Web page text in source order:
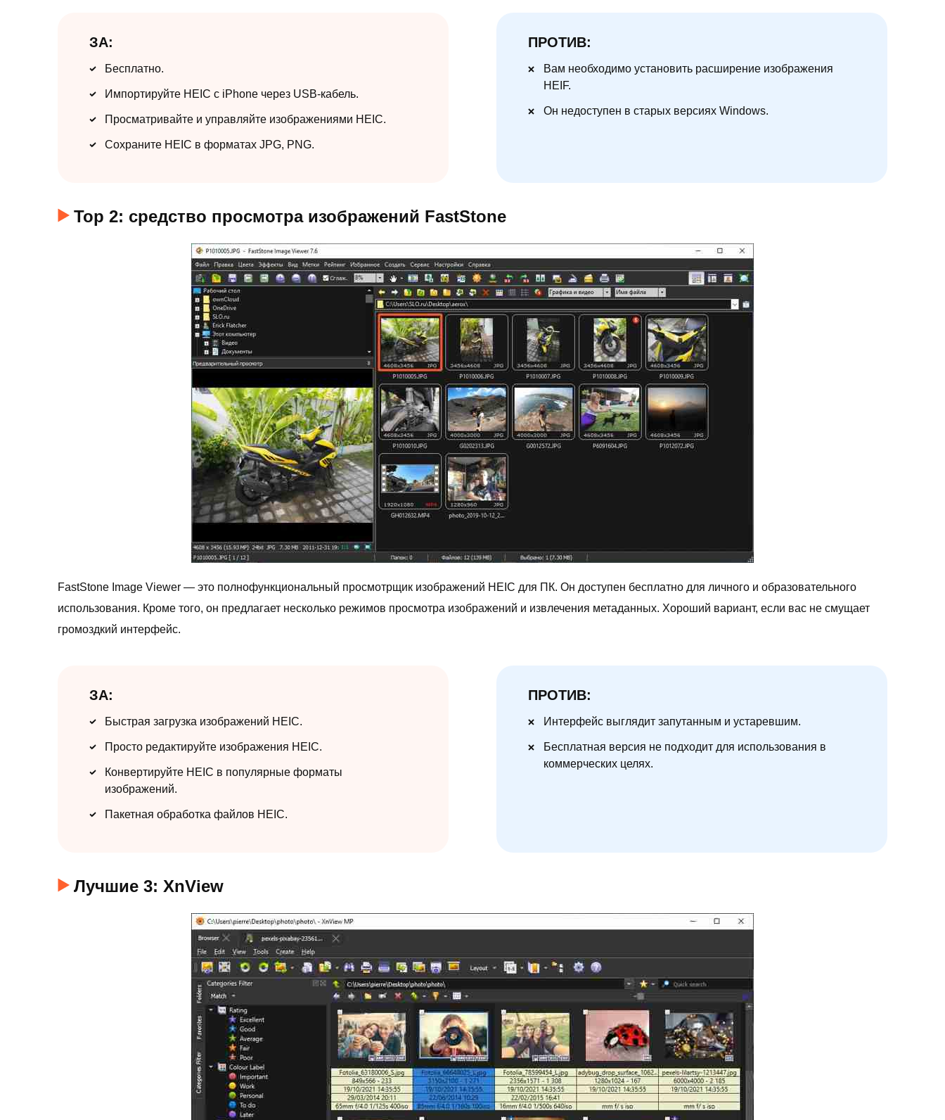
ЗА:
Бесплатно.
Импортируйте HEIC с iPhone через USB-кабель.
Просматривайте и управляйте изображениями HEIC.
Сохраните HEIC в форматах JPG, PNG.
ПРОТИВ:
Вам необходимо установить расширение изображения
HEIF.
Он недоступен в старых версиях Windows.
Top 2: средство просмотра изображений FastStone
FastStone Image Viewer — это полнофункциональный просмотрщик изображений HEIC для ПК. Он доступен бесплатно для личного и образовательного
использования. Кроме того, он предлагает несколько режимов просмотра изображений и извлечения метаданных. Хороший вариант, если вас не смущает
громоздкий интерфейс.
ЗА:
Быстрая загрузка изображений HEIC.
Просто редактируйте изображения HEIC.
Конвертируйте HEIC в популярные форматы
изображений.
Пакетная обработка файлов HEIC.
ПРОТИВ:
Интерфейс выглядит запутанным и устаревшим.
Бесплатная версия не подходит для использования в
коммерческих целях.
Лучшие 3: XnView